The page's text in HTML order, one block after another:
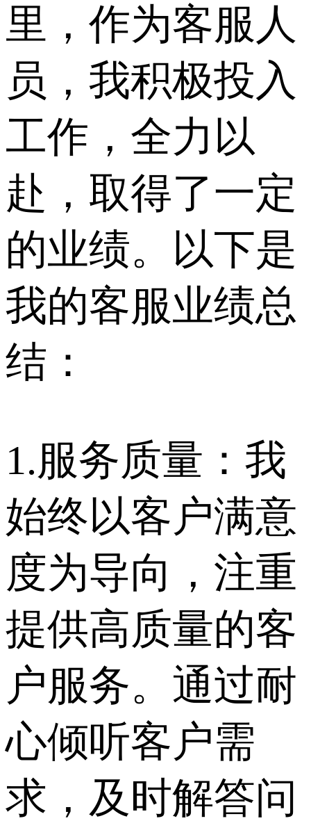
里，作为客服人
员，我积极投入
工作，全力以
赴，取得了一定
的业绩。以下是
我的客服业绩总
结：
1.服务质量：我
始终以客户满意
度为导向，注重
提供高质量的客
户服务。通过耐
心倾听客户需
求，及时解答问